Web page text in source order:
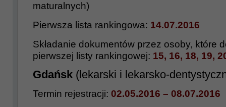
maturalnych)
Pierwsza lista rankingowa: 14.07.2016
Składanie dokumentów przez osoby, które
pierwszej listy rankingowej: 15, 16, 18, 19,
Gdańsk (lekarski i lekarsko-
Termin rejestracji: 02.05.2016 – 08.07.2016